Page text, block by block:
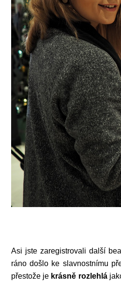
Asi jste zaregistrovali další
ráno došlo ke slavnostnímu
přestože je krásně rozlehlá